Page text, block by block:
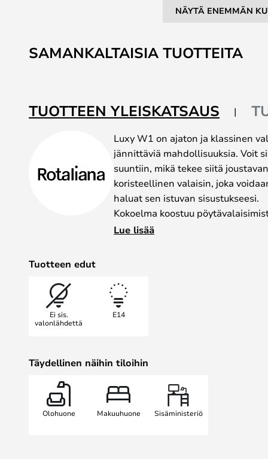
NÄYTÄ ENEMMÄN
to
the
the
images
SAMANKALTAISIA TUOTTEITA
TUOTTEEN YLEISKATSAUS
Luxy W1 on ajaton ja klassinen
jännittäviä mahdollisuuksia. Voit
suuntiin, mikä tekee siitä
koristeellinen valaisin, joka
haluat sen istuvan sisustukseesi.
Kokoelma koostuu
seinävalaisimista ja
Lue lisää
Tuotteen edut
Ei sis.
valonlähdettä
E14
Täydellinen näihin tiloihin
Olohuone Makuuhuone Sisäministeriö